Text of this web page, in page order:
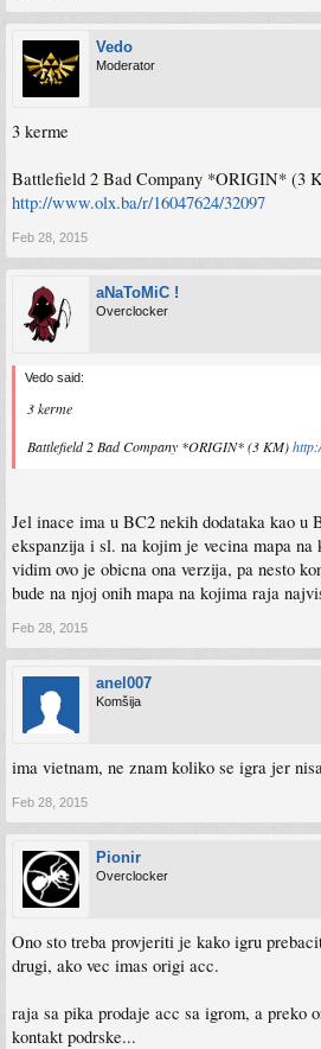
Vedo
Moderator
3 kerme
Battlefield 2 Bad Company *ORIGIN* (3
http://www.olx.ba/r/16047624/32097
Feb 28, 2015
aNaToMiC !
Overclocker
Vedo said:
3 kerme
Battlefield 2 Bad Company *ORIGIN* (3 KM)
Jel inace ima u BC2 nekih dodataka kao u
ekspanzija i sl. na kojim je vecina mapa
vidim ovo je obicna ona verzija, pa nesto
bude na njoj onih mapa na kojima raja
Feb 28, 2015
anel007
Komšija
ima vietnam, ne znam koliko se igra jer
Feb 28, 2015
Pionir
Overclocker
Ono sto treba provjeriti je kako igru
drugi, ako vec imas origi acc.
raja sa pika prodaje acc sa igrom, a preko
kontakt podrske...